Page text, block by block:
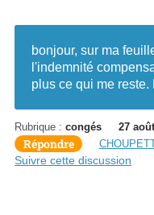
bonjour, sur ma
l'indemnité
plus ce qui me reste.
Rubrique : congés 27
Répondre
Suivre cette discussion